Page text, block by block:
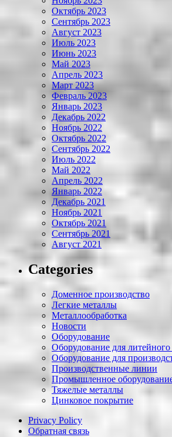
Октябрь 2023
Сентябрь 2023
Август 2023
Июль 2023
Июнь 2023
Май 2023
Апрель 2023
Март 2023
Февраль 2023
Январь 2023
Декабрь 2022
Ноябрь 2022
Октябрь 2022
Сентябрь 2022
Июль 2022
Май 2022
Апрель 2022
Январь 2022
Декабрь 2021
Ноябрь 2021
Октябрь 2021
Сентябрь 2021
Август 2021
Categories
Доменное производство
Легкие металлы
Металлообработка
Новости
Оборудование
Оборудование для литейного
Оборудование для
Производственные линии
Промышленное
Тяжелые металлы
Цинковое покрытие
Privacy Policy
Обратная связь